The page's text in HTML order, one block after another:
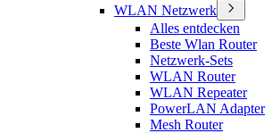
WLAN Netzwerk
Alles entdecken
Beste Wlan Router
Netzwerk-Sets
WLAN Router
WLAN Repeater
PowerLAN Adapter
Mesh Router